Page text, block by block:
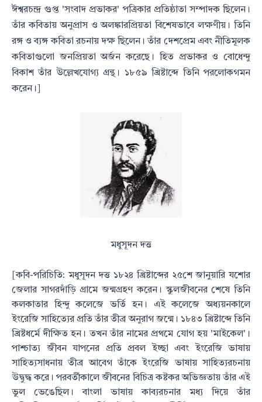
ঈশ্বরচন্দ্র গুপ্ত 'সংবাদ প্রভাকর' পত্রিকার প্রতিষ্ঠাতা সম্পাদক ছিলেন।
তাঁর কবিতায় অনুপ্রাস ও অলঙ্কারপ্রিয়তাবিশেষভাবে লক্ষণীয়। তিনি
রঙ্গ ও ব্যঙ্গ কবিতা রচনায় দক্ষ ছিলেন। তাঁর দেশপ্রেম এবং নীতিমূলক
কবিতাগুলো জনপ্রিয়তাঅর্জন করেছে। হিত প্রভাকর ও বোধেন্দু
বিকাশ তাঁর উল্লেখযোগ্য গ্রন্থ। ১৮৫৯ খ্রিষ্টাব্দে তিনি পরলোকগমন
করেন।]
মধুসূদন দত্ত
[কবি-পরিচিতি: মধুসূদন দত্ত ১৮২৪ খ্রিষ্টাব্দের ২৫শে জানুয়ারি যশোর
জেলার সাগরদাঁড়ি গ্রামে জন্মগ্রহণ করেন। স্কুলজীবনের শেষে তিনি
কলকাতার হিন্দু কলেজে ভর্তি হন। এই কলেজে অধ্যয়নকালে
ইংরেজি সাহিত্যের প্রতি তাঁর তীব্র অনুরাগ জন্মে। ১৮৪৩ খ্রিষ্টাব্দে তিনি
খ্রিষ্টধর্মে দীক্ষিত হন। তখন তাঁর নামের প্রথমে যোগ হয় 'মাইকেল'।
পাশ্চাত্য জীবন যাপনের প্রতি প্রবল ইচ্ছা এবং ইংরেজি ভাষায়
সাহিত্যসাধনায় তীব্র আবেগ তাঁকে ইংরেজি ভাষায় সাহিত্যরচনায়
উদ্বুদ্ধ করে। পরবর্তীকালে জীবনের বিচিত্র কষ্টকর অভিজ্ঞতায় তাঁর এই
ভুল ভেঙেছিল। বাংলা ভাষায় কাব্যরচনার মধ্য দিয়ে তাঁর